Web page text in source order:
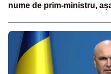
nume de prim-ministru,